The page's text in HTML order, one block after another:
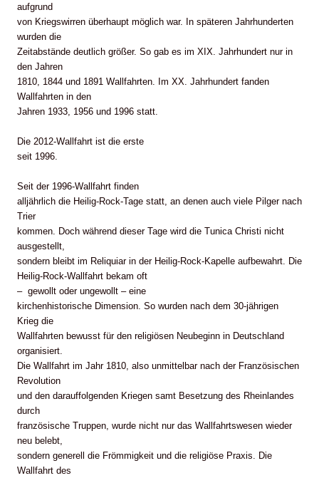
aufgrund
von Kriegswirren überhaupt möglich war. In späteren Jahrhunderten
wurden die
Zeitabstände deutlich größer. So gab es im XIX. Jahrhundert nur in
den Jahren
1810, 1844 und 1891 Wallfahrten. Im XX. Jahrhundert fanden
Wallfahrten in den
Jahren 1933, 1956 und 1996 statt.
Die 2012-Wallfahrt ist die erste
seit 1996.
Seit der 1996-Wallfahrt finden
alljährlich die Heilig-Rock-Tage statt, an denen auch viele Pilger nach
Trier
kommen. Doch während dieser Tage wird die Tunica Christi nicht
ausgestellt,
sondern bleibt im Reliquiar in der Heilig-Rock-Kapelle aufbewahrt. Die
Heilig-Rock-Wallfahrt bekam oft
– gewollt oder ungewollt – eine
kirchenhistorische Dimension. So wurden nach dem 30-jährigen
Krieg die
Wallfahrten bewusst für den religiösen Neubeginn in Deutschland
organisiert.
Die Wallfahrt im Jahr 1810, also unmittelbar nach der Französischen
Revolution
und den darauffolgenden Kriegen samt Besetzung des Rheinlandes
durch
französische Truppen, wurde nicht nur das Wallfahrtswesen wieder
neu belebt,
sondern generell die Frömmigkeit und die religiöse Praxis. Die
Wallfahrt des